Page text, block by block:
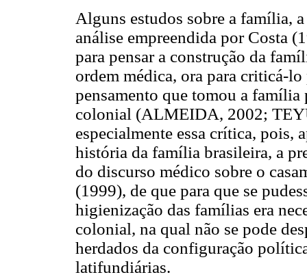
Alguns estudos sobre a família,
análise empreendida por Costa
para pensar a construção da
ordem médica, ora para criticá-
pensamento que tomou a
colonial (ALMEIDA, 2002;
especialmente essa crítica, pois,
história da família brasileira, a
do discurso médico sobre o
(1999), de que para que se
higienização das famílias era
colonial, na qual não se pode
herdados da configuração
latifundiárias.